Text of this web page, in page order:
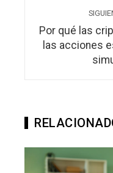
Por qué las
las acciones